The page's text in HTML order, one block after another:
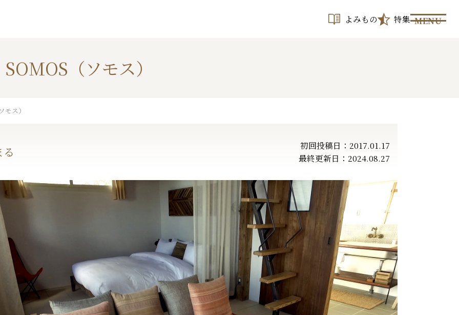
よみもの 特集 MENU
（ソモス）
ス）
初回投稿日：2017.01.17
最終更新日：2024.08.27